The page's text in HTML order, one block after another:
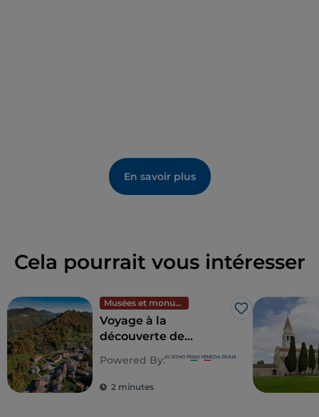
En savoir plus
Cela pourrait vous intéresser
Musées et monuments
J’aime
Voyage à la
découverte de
Cividale del Friuli et
des vallées du
Natisone
Powered By:
2 minutes